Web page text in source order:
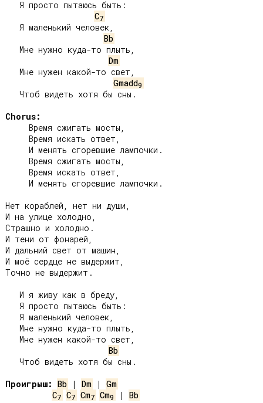
C7
Bb
Dm
Gmadd9
Chorus:
Нет кораблей, нет ни души,
И на улице холодно,
Страшно и холодно.
И тени от фонарей,
И дальний свет от машин,
И моё сердце не выдержит,
Точно не выдержит.
Bb
Проигрыш: Bb | Dm | Gm
C7 C7 Cm7 Cm9 | Bb